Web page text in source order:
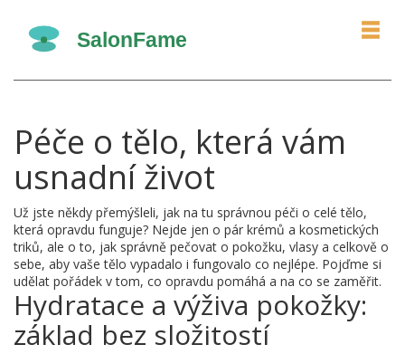
Péče o tělo, která vám
usnadní život
Už jste někdy přemýšleli, jak na tu správnou péči o celé tělo,
která opravdu funguje? Nejde jen o pár krémů a kosmetických
triků, ale o to, jak správně pečovat o pokožku, vlasy a celkově o
sebe, aby vaše tělo vypadalo i fungovalo co nejlépe. Pojďme si
udělat pořádek v tom, co opravdu pomáhá a na co se zaměřit.
Hydratace a výživa pokožky:
základ bez složitostí